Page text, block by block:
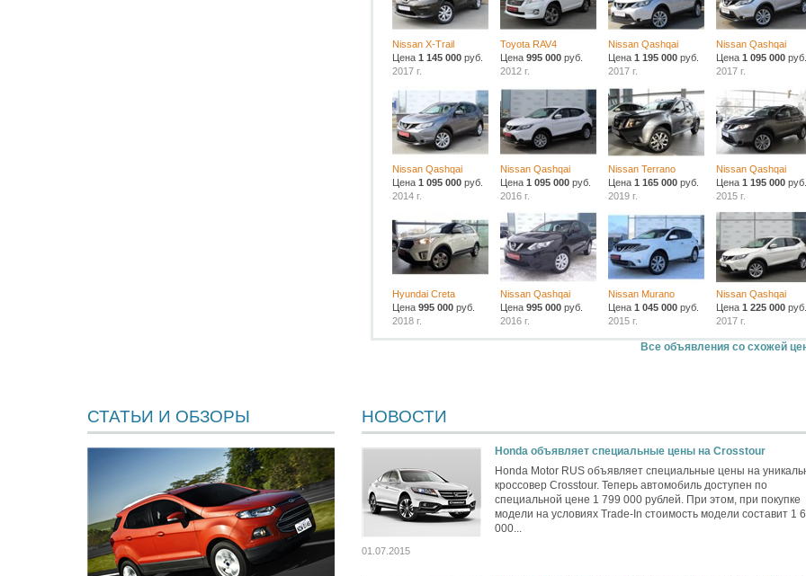
Nissan X-Trail
Цена1 145 000 руб.
2017 г.
Toyota RAV4
Цена995 000 руб.
2012 г.
Nissan Qashqai
Цена 1 195 000руб.
2017 г.
Nissan Qashqai
Цена 1 095 000руб.
2017 г.
Nissan Qashqai
Цена1 095 000 руб.
2014 г.
Nissan Qashqai
Цена1 095 000 руб.
2016 г.
Nissan Terrano
Цена 1 165 000руб.
2019 г.
Nissan Qashqai
Цена 1 195 000руб.
2015 г.
Hyundai Creta
Цена995 000 руб.
2018 г.
Nissan Qashqai
Цена995 000 руб.
2016 г.
Nissan Murano
Цена 1 045 000руб.
2015 г.
Nissan Qashqai
Цена 1 225 000руб.
2017 г.
Все объявления со схожей
СТАТЬИ И ОБЗОРЫ НОВОСТИ
Honda объявляет специальные цены на Crosstour
Honda Motor RUS объявляет специальные цены на
кроссовер Crosstour. Теперь автомобиль доступен по
специальной цене 1 799 000 рублей. При этом, при покупке
модели на условиях Trade-In стоимость модели составит 1
000...
01.07.2015